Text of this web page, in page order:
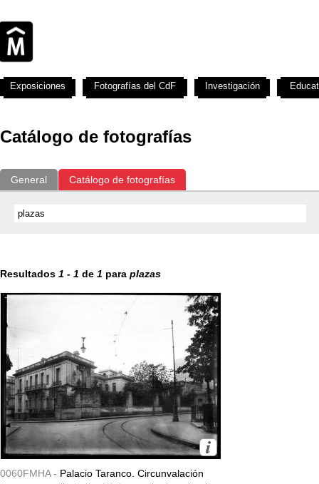
Catálogo de fotografías
General Catálogo de fotografías
Resultados 1 - 1 de 1 para plazas
0060FMHA - Palacio Taranco. Circunvalación
Exposiciones Fotografías del CdF Investigación